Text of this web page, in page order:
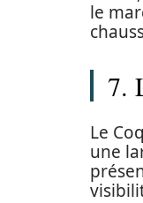
le
7.
Le
une